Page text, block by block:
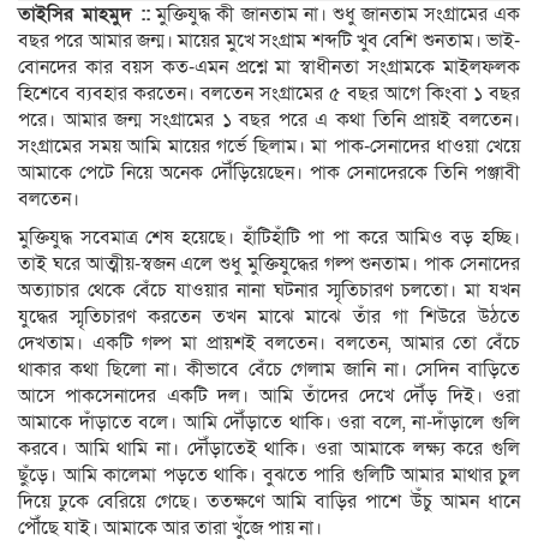
তাইসির মাহমুদ ::মুক্তিযুদ্ধ কী জানতাম না। শুধু জানতাম সংগ্রামের এক
বছর পরে আমার জন্ম। মায়ের মুখে সংগ্রাম শব্দটি খুব বেশি শুনতাম। ভাই-
বোনদের কার বয়স কত-এমন প্রশ্নে মা স্বাধীনতা সংগ্রামকে মাইলফলক
হিশেবে ব্যবহার করতেন। বলতেন সংগ্রামের ৫ বছর আগে কিংবা ১ বছর
পরে। আমার জন্ম সংগ্রামের ১ বছর পরে এ কথা তিনি প্রায়ই বলতেন।
সংগ্রামের সময় আমি মায়ের গর্ভে ছিলাম। মা পাক-সেনাদের ধাওয়া খেয়ে
আমাকে পেটে নিয়ে অনেক দৌঁড়িয়েছেন। পাক সেনাদেরকে তিনি পঞ্জাবী
বলতেন।
মুক্তিযুদ্ধ সবেমাত্র শেষ হয়েছে। হাঁটিহাঁটি পা পা করে আমিও বড় হচ্ছি।
তাই ঘরে আত্মীয়-স্বজন এলে শুধু মুক্তিযুদ্ধের গল্প শুনতাম। পাক সেনাদের
অত্যাচার থেকে বেঁচে যাওয়ার নানা ঘটনার স্মৃতিচারণ চলতো। মা যখন
যুদ্ধের স্মৃতিচারণ করতেন তখন মাঝে মাঝে তাঁর গা শিউরে উঠতে
দেখতাম। একটি গল্প মা প্রায়শই বলতেন। বলতেন, আমার তো বেঁচে
থাকার কথা ছিলো না। কীভাবে বেঁচে গেলাম জানি না। সেদিন বাড়িতে
আসে পাকসেনাদের একটি দল। আমি তাঁদের দেখে দৌঁড় দিই। ওরা
আমাকে দাঁড়াতে বলে। আমি দৌঁড়াতে থাকি। ওরা বলে, না-দাঁড়ালে গুলি
করবে। আমি থামি না। দৌঁড়াতেই থাকি। ওরা আমাকে লক্ষ্য করে গুলি
ছুঁড়ে। আমি কালেমা পড়তে থাকি। বুঝতে পারি গুলিটি আমার মাথার চুল
দিয়ে ঢুকে বেরিয়ে গেছে। ততক্ষণে আমি বাড়ির পাশে উঁচু আমন ধানে
পৌঁছে যাই। আমাকে আর তারা খুঁজে পায় না।